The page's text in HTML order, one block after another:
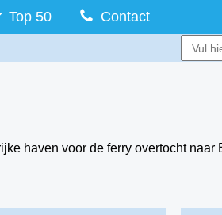
Top 50 Contact
haven voor de ferry overtocht